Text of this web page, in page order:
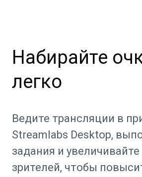
Набирайте
легко
Ведите трансляции в
Streamlabs Desktop,
задания и
зрителей, чтобы